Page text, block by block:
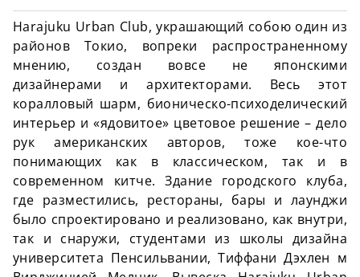
Harajuku Urban Club, украшающий собою один из
районов Токио, вопреки распространенному
мнению, создан вовсе не японскими
дизайнерами и архитекторами. Весь этот
коралловый шарм, бионическо-психоделический
интерьер и «ядовитое» цветовое решение – дело
рук американских авторов, тоже кое-что
понимающих как в классическом, так и в
современном китче. Здание городского клуба,
где разместились, рестораны, бары и лаунджи
было спроектировано и реализовано, как внутри,
так и снаружи, студентами из школы дизайна
университета Пенсильвании, Тиффани Дэхлен м